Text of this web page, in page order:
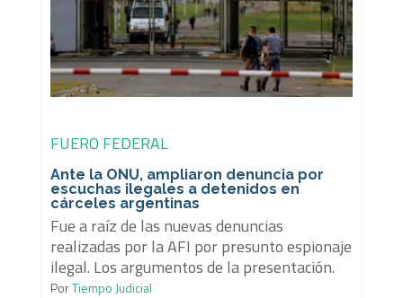
FUERO FEDERAL
Ante la ONU, ampliaron denuncia por
escuchas ilegales a detenidos en
cárceles argentinas
Fue a raíz de las nuevas denuncias
realizadas por la AFI por presunto espionaje
ilegal. Los argumentos de la presentación.
PorTiempo Judicial